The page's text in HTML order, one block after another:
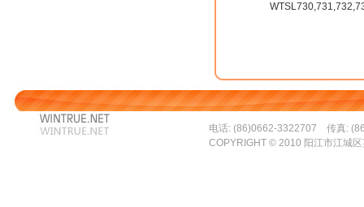
电话: (86)0662-3322707 传真:
COPYRIGHT © 2010 阳江市江城